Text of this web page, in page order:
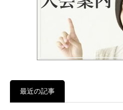
最近の記事